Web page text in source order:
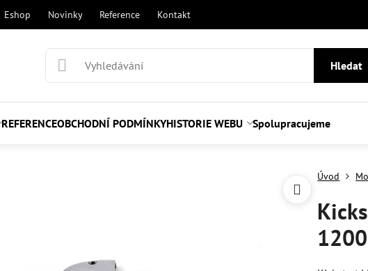
Eshop Novinky Reference Kontakt
Hledat
REFERENCEOBCHODNÍ PODMÍNKYHISTORIE WEBU Spolupracujeme
Úvod
1200